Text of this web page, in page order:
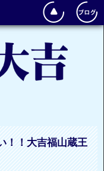
！！大吉福山蔵王